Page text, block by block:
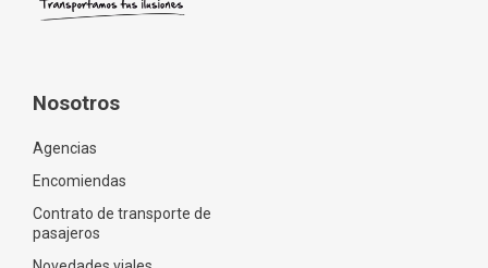
Nosotros
Agencias
Encomiendas
Contrato de transporte de
pasajeros